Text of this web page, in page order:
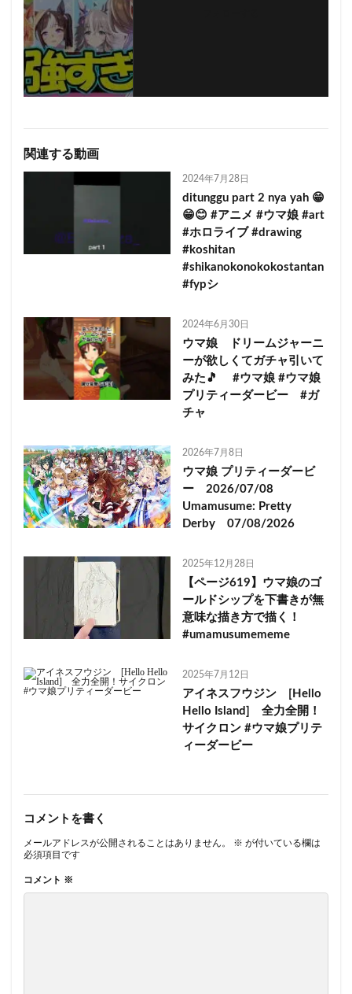
関連する動画
2024年7月28日
ditunggu part 2 nya yah 😁
😁😊 #アニメ #ウマ娘 #art
#ホロライブ #drawing
#koshitan
#shikanokonokokostantan
#fypシ
2024年6月30日
ウマ娘 ドリームジャーニ
ーが欲しくてガチャ引いて
みた🎵 #ウマ娘 #ウマ娘
プリティーダービー #ガ
チャ
2026年7月8日
ウマ娘 プリティーダービ
ー 2026/07/08
Umamusume: Pretty
Derby 07/08/2026
2025年12月28日
【ページ619】ウマ娘のゴ
ールドシップを下書きが無
意味な描き方で描く！
#umamusumememe
2025年7月12日
アイネスフウジン [Hello
Hello Island] 全力全開！
サイクロン #ウマ娘プリテ
ィーダービー
コメントを書く
メールアドレスが公開されることはありません。 ※ が付いている欄は
必須項目です
コメント ※